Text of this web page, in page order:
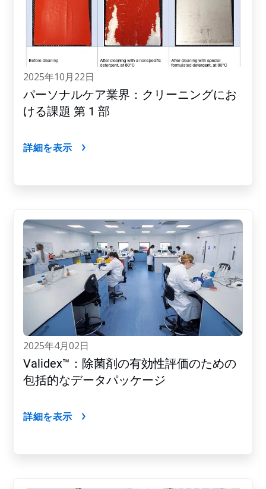
2025年10月22日
パーソナルケア業界：クリーニングにお
ける課題 第 1 部
詳細を表示
2025年4月02日
Validex™：除菌剤の有効性評価のための
包括的なデータパッケージ
詳細を表示